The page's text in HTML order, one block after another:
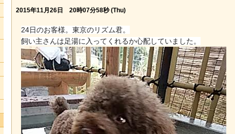
2015年11月26日 20時07分58秒 (Thu)
24日のお客様。東京のリズム君。
飼い主さんは足湯に入ってくれるか心配していました。